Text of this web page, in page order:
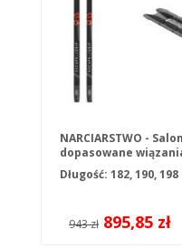
NARCIARSTWO -
dopasowane
Salomon + kije
Długość: 182, 190,
943 zł 895,85 zł